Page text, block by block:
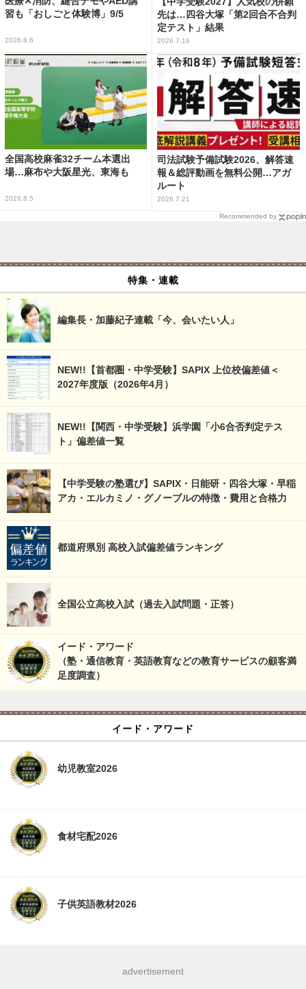
習も「おしごと体験博」9/5
2026.8.6
先は…四谷大塚「第2回合不合判
定テスト」結果
2026.7.16
全国高校麻雀32チーム本選出
場…麻布や大阪星光、東海も
2026.8.5
司法試験予備試験2026、解答速
報＆総評動画を無料公開…アガ
ルート
2026.7.21
Recommended by
特集・連載
編集長・加藤紀子連載「今、会いたい人」
NEW!!【首都圏・中学受験】SAPIX 上位校偏差値＜
2027年度版（2026年4月）
NEW!!【関西・中学受験】浜学園「小6合否判定テス
ト」偏差値一覧
【中学受験の塾選び】SAPIX・日能研・四谷大塚・早稲
アカ・エルカミノ・グノーブルの特徴・費用と合格力
都道府県別 高校入試偏差値ランキング
全国公立高校入試（過去入試問題・正答）
イード・アワード
（塾・通信教育・英語教育などの教育サービスの顧客満
足度調査）
イード・アワード
幼児教室2026
食材宅配2026
子供英語教材2026
advertisement